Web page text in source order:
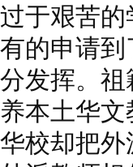
过于艰苦
有的申请
分发挥。
养本土华
华校却把